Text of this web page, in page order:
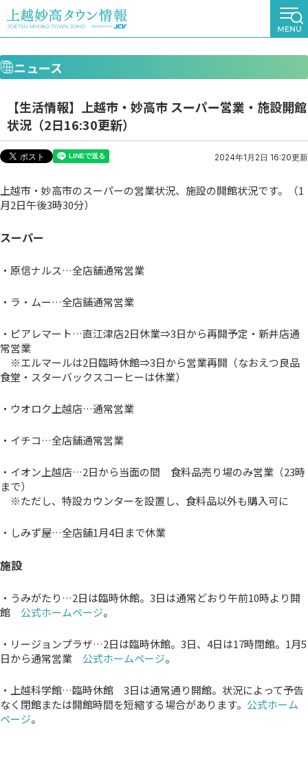
ニュース
【生活情報】上越市・妙高市 スーパー営業・施設開館
状況（2日16:30更新）
2024年1月2日 16:20更新
上越市・妙高市のスーパーの営業状況、施設の開館状況です。（1
月2日午後3時30分）
スーパー
・原信ナルス…全店舗通常営業
・ラ・ムー…全店舗通常営業
・ピアレマート…直江津店2日休業⇒3日から再開予定・新井店通
常営業
※エルマールは2日臨時休館⇒3日から営業再開（なおえつ良品
食堂・スターバックスコーヒーは休業）
・ウオロク上越店…通常営業
・イチコ…全店舗通常営業
・イオン上越店…2日から当面の間 食料品売り場のみ営業（23時
まで）
※ただし、特設カウンターを設置し、食料品以外も購入可に
・しみず屋…全店舗1月4日まで休業
施設
・うみがたり…2日は臨時休館。3日は通常どおり午前10時より開
館 公式ホームページ。
・リージョンプラザ…2日は臨時休館。3日、4日は17時閉館。1月5
日から通常営業 公式ホームページ。
・上越科学館…臨時休館 3日は通常通り開館。状況によって予告
なく閉館または開館時間を短縮する場合があります。 公式ホーム
ページ。